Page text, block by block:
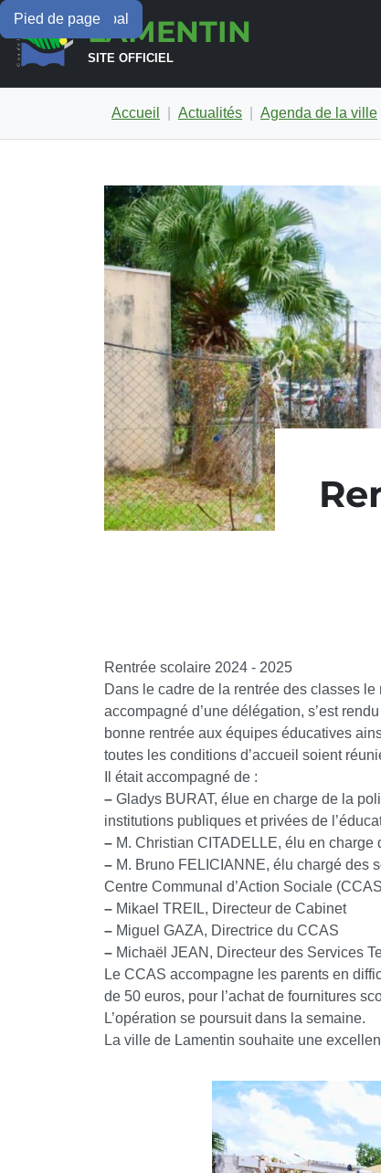
Menu principal
Contenu principal
Pied de pageLAMENTIN
SITE OFFICIEL
Accueil Actualités Agenda de la ville
Rentrée scolaire 2024 - 2025
Dans le cadre de la rentrée des classes
accompagné d’une délégation, s’est
bonne rentrée aux équipes éducatives
toutes les conditions d’accueil soient
Il était accompagné de :
– Gladys BURAT, élue en charge de la
institutions publiques et privées de
– M. Christian CITADELLE, élu en
– M. Bruno FELICIANNE, élu chargé des
Centre Communal d’Action Sociale
– Mikael TREIL, Directeur de Cabinet
– Miguel GAZA, Directrice du CCAS
– Michaël JEAN, Directeur des Services
Le CCAS accompagne les parents en
de 50 euros, pour l’achat de fournitures
L’opération se poursuit dans la semaine.
La ville de Lamentin souhaite une